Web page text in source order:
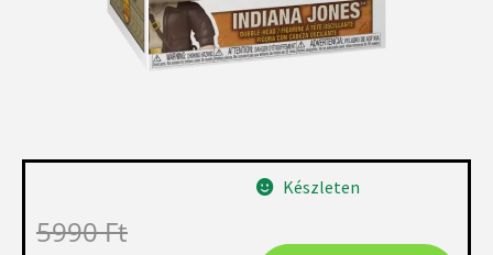
5990Ft
Készleten